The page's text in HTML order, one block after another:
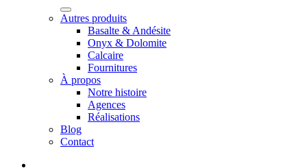
Autres produits
Basalte & Andésite
Onyx & Dolomite
Calcaire
Fournitures
À propos
Notre histoire
Agences
Réalisations
Blog
Contact